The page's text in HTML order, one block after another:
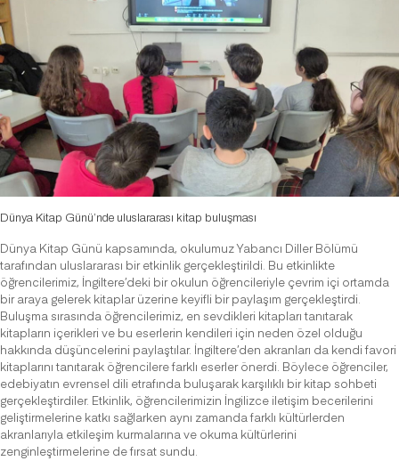
Dünya Kitap Günü’nde uluslararası kitap buluşması
Dünya Kitap Günü kapsamında, okulumuz Yabancı Diller Bölümü
tarafından uluslararası bir etkinlik gerçekleştirildi. Bu etkinlikte
öğrencilerimiz, İngiltere’deki bir okulun öğrencileriyle çevrim içi ortamda
bir araya gelerek kitaplar üzerine keyifli bir paylaşım gerçekleştirdi.
Buluşma sırasında öğrencilerimiz, en sevdikleri kitapları tanıtarak
kitapların içerikleri ve bu eserlerin kendileri için neden özel olduğu
hakkında düşüncelerini paylaştılar. İngiltere’den akranları da kendi favori
kitaplarını tanıtarak öğrencilere farklı eserler önerdi. Böylece öğrenciler,
edebiyatın evrensel dili etrafında buluşarak karşılıklı bir kitap sohbeti
gerçekleştirdiler. Etkinlik, öğrencilerimizin İngilizce iletişim becerilerini
geliştirmelerine katkı sağlarken aynı zamanda farklı kültürlerden
akranlarıyla etkileşim kurmalarına ve okuma kültürlerini
zenginleştirmelerine de fırsat sundu.